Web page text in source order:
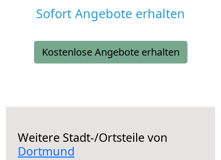
Sofort Angebote erhalten
Kostenlose Angebote erhalten
Weitere Stadt-/Ortsteile von
Dortmund